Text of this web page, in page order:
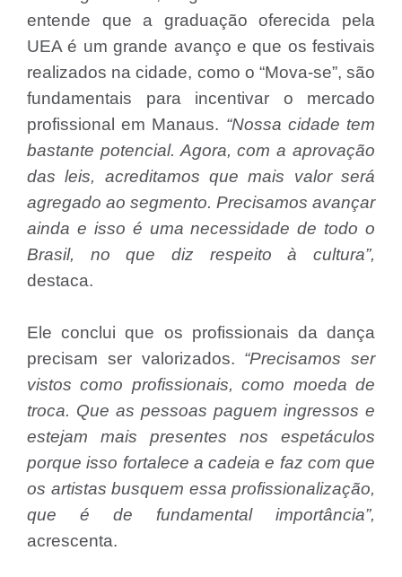
entende que a graduação oferecida pela
UEA é um grande avanço e que os festivais
realizados na cidade, como o “Mova-se”, são
fundamentais para incentivar o mercado
profissional em Manaus. “Nossa cidade tem
bastante potencial. Agora, com a aprovação
das leis, acreditamos que mais valor será
agregado ao segmento. Precisamos avançar
ainda e isso é uma necessidade de todo o
Brasil, no que diz respeito à cultura”,
destaca.
Ele conclui que os profissionais da dança
precisam ser valorizados. “Precisamos ser
vistos como profissionais, como moeda de
troca. Que as pessoas paguem ingressos e
estejam mais presentes nos espetáculos
porque isso fortalece a cadeia e faz com que
os artistas busquem essa profissionalização,
que é de fundamental importância”,
acrescenta.